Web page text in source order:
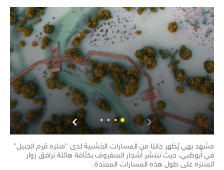
مشهد بهي يُظهر جانبًا من المسارات الخشبية لدى "منتزه قرم الجبيل"
في أبوظبي، حيث تنتشر أشجار المنغروف بكثافة هائلة ترافق زوار
المنتزه على طول هذه المسارات الممتدة.